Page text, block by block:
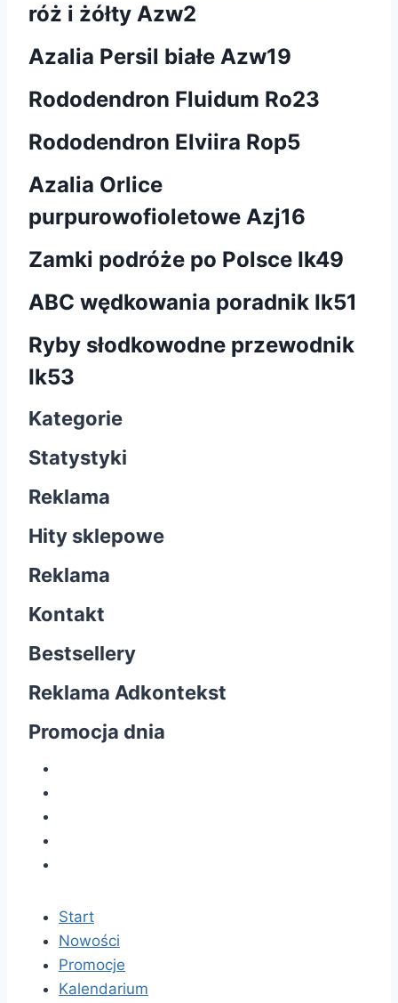
róż i żółty Azw2
Azalia Persil białe Azw19
Rododendron Fluidum Ro23
Rododendron Elviira Rop5
Azalia Orlice
purpurowofioletowe Azj16
Zamki podróże po Polsce Ik49
ABC wędkowania poradnik Ik51
Ryby słodkowodne przewodnik
Ik53
Kategorie
Statystyki
Reklama
Hity sklepowe
Reklama
Kontakt
Bestsellery
Reklama Adkontekst
Promocja dnia
Start
Nowości
Promocje
Kalendarium